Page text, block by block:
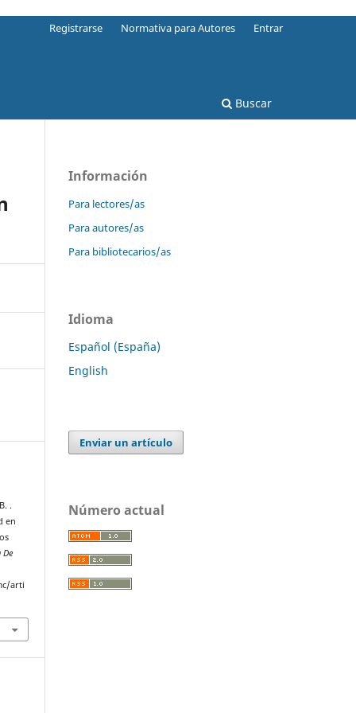
Buscar
Registrarse Normativa para Autores Entrar
.
en
De
arti
Información
Para lectores/as
Para autores/as
Para bibliotecarios/as
Idioma
Español (España)
English
Enviar un artículo
Número actual